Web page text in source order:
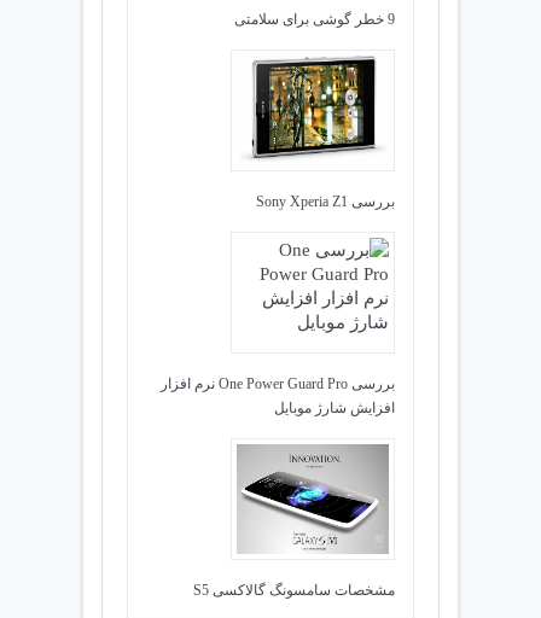
9 خطر گوشی برای سلامتی
بررسی Sony Xperia Z1
بررسی One Power Guard Pro نرم افزار
افزایش شارژ موبایل
مشخصات سامسونگ گالاکسی S5